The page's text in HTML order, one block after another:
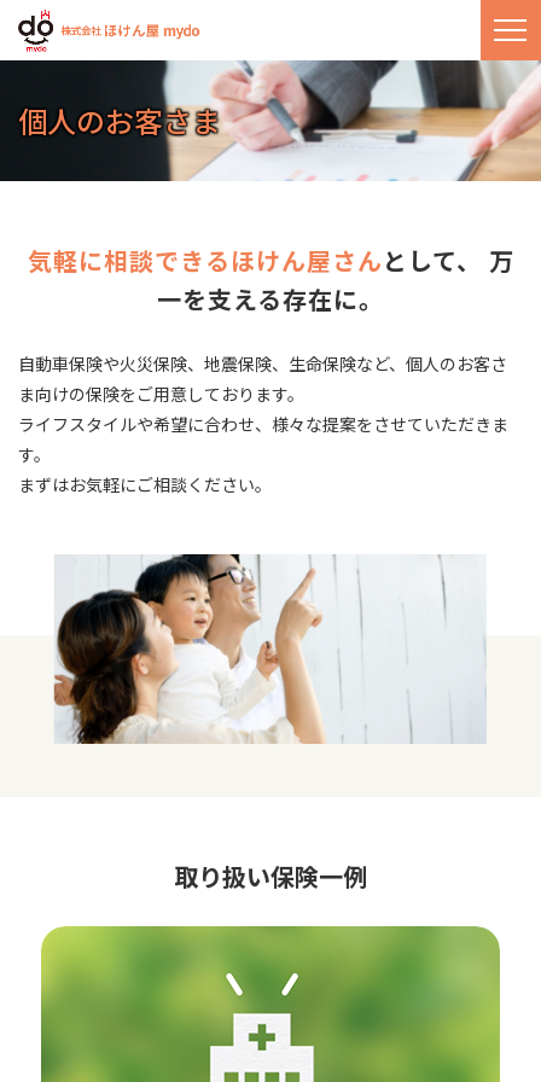
個人のお客さま
気軽に相談できるほけん屋さんとして、 万
一を支える存在に。
自動車保険や火災保険、地震保険、生命保険など、個人のお客さ
ま向けの保険をご用意しております。
ライフスタイルや希望に合わせ、様々な提案をさせていただきま
す。
​​​​​​​まずはお気軽にご相談ください。
取り扱い保険一例